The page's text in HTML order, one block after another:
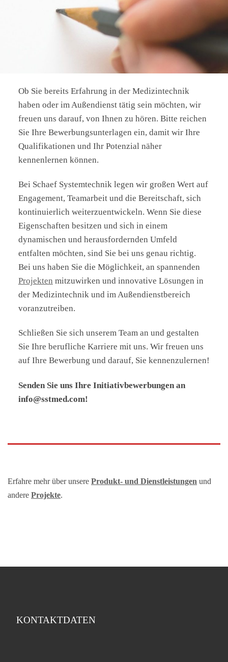
Ob Sie bereits Erfahrung in der Medizintechnik
haben oder im Außendienst tätig sein möchten, wir
freuen uns darauf, von Ihnen zu hören. Bitte reichen
Sie Ihre Bewerbungsunterlagen ein, damit wir Ihre
Qualifikationen und Ihr Potenzial näher
kennenlernen können.
Bei Schaef Systemtechnik legen wir großen Wert auf
Engagement, Teamarbeit und die Bereitschaft, sich
kontinuierlich weiterzuentwickeln. Wenn Sie diese
Eigenschaften besitzen und sich in einem
dynamischen und herausfordernden Umfeld
entfalten möchten, sind Sie bei uns genau richtig.
Bei uns haben Sie die Möglichkeit, an spannenden
Projekten mitzuwirken und innovative Lösungen in
der Medizintechnik und im Außendienstbereich
voranzutreiben.
Schließen Sie sich unserem Team an und gestalten
Sie Ihre berufliche Karriere mit uns. Wir freuen uns
auf Ihre Bewerbung und darauf, Sie kennenzulernen!
Senden Sie uns Ihre Initiativbewerbungen an
info@sstmed.com!
Erfahre mehr über unsere Produkt- und Dienstleistungen und
andere Projekte.
KONTAKTDATEN